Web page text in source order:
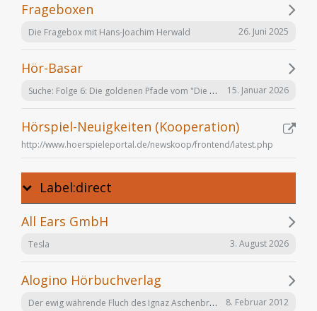
Frageboxen
Die Fragebox mit Hans-Joachim Herwald 26. Juni 2025
Hör-Basar
Suche: Folge 6: Die goldenen Pfade vom "Die Elfen" Hörspiel von Bernhard Hennen 15. Januar 2026
Hörspiel-Neuigkeiten (Kooperation)
http://www.hoerspieleportal.de/newskoop/frontend/latest.php
Label:direct
All Ears GmbH
Tesla 3. August 2026
Alogino Hörbuchverlag
Der ewig währende Fluch des Ignaz Aschenbrenner 8. Februar 2012